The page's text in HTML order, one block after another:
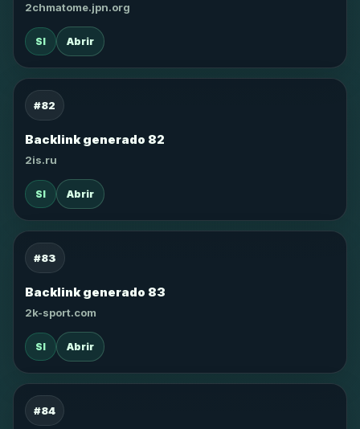
2chmatome.jpn.org
SI Abrir
#82
Backlink generado 82
2is.ru
SI Abrir
#83
Backlink generado 83
2k-sport.com
SI Abrir
#84